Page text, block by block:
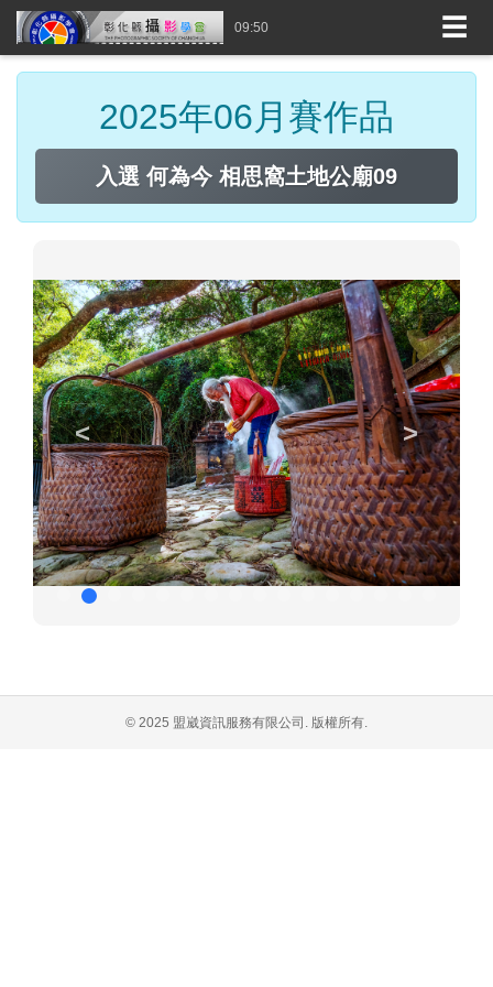
09:50 ☰
2025年06月賽作品
入選 何為今 相思窩土地公廟09
< >
© 2025 盟崴資訊服務有限公司. 版權所有.